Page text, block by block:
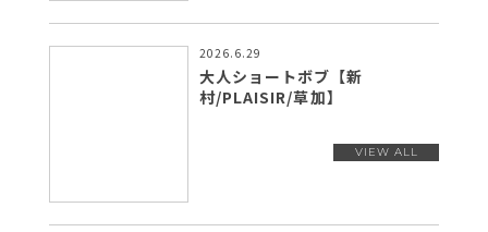
2026.6.29
大人ショートボブ【新
村/PLAISIR/草加】